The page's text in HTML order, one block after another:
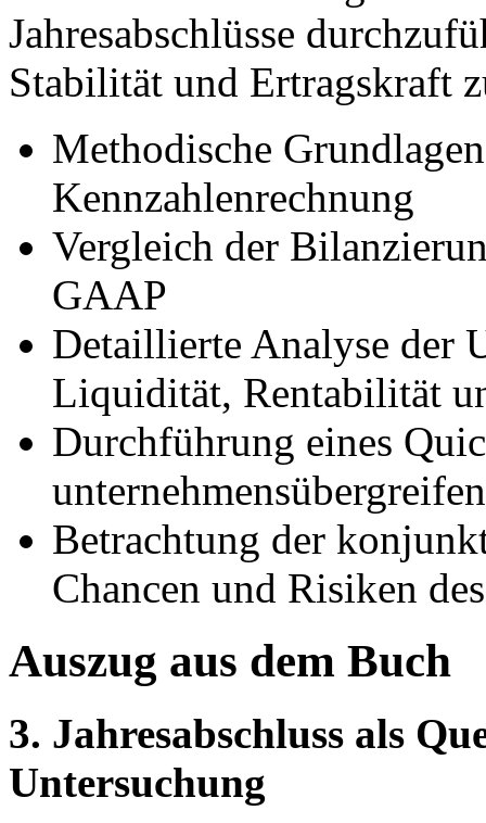
Jahresabschlüsse
Stabilität und Ertragskraft
Methodische
Kennzahlenrechnung
Vergleich der
GAAP
Detaillierte Analyse der
Liquidität, Rentabilität
Durchführung eines
Betrachtung der
Chancen und Risiken
Auszug aus dem Buch
3. Jahresabschluss als
Untersuchung